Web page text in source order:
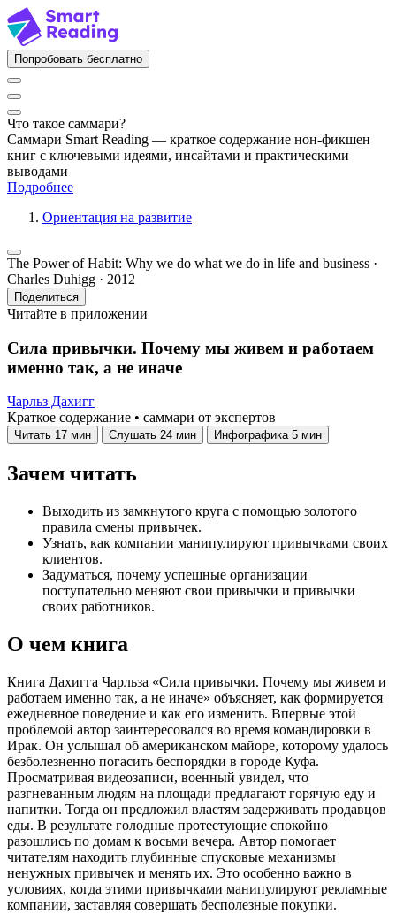
Попробовать бесплатно
Что такое саммари?
Саммари Smart Reading — краткое содержание нон-фикшен
книг с ключевыми идеями, инсайтами и практическими
выводами
Подробнее
Ориентация на развитие
The Power of Habit: Why we do what we do in life and business ·
Charles Duhigg · 2012
Поделиться
Читайте в приложении
Сила привычки. Почему мы живем и работаем
именно так, а не иначе
Чарльз Дахигг
Краткое содержание • саммари от экспертов
Читать 17 мин Слушать 24 мин Инфографика 5 мин
Зачем читать
Выходить из замкнутого круга с помощью золотого
правила смены привычек.
Узнать, как компании манипулируют привычками своих
клиентов.
Задуматься, почему успешные организации
поступательно меняют свои привычки и привычки
своих работников.
О чем книга
Книга Дахигга Чарльза «Сила привычки. Почему мы живем и
работаем именно так, а не иначе» объясняет, как формируется
ежедневное поведение и как его изменить. Впервые этой
проблемой автор заинтересовался во время командировки в
Ирак. Он услышал об американском майоре, которому удалось
безболезненно погасить беспорядки в городе Куфа.
Просматривая видеозаписи, военный увидел, что
разгневанным людям на площади предлагают горячую еду и
напитки. Тогда он предложил властям задерживать продавцов
еды. В результате голодные протестующие спокойно
разошлись по домам к восьми вечера. Автор помогает
читателям находить глубинные спусковые механизмы
ненужных привычек и менять их. Это особенно важно в
условиях, когда этими привычками манипулируют рекламные
компании, заставляя совершать бесполезные покупки.